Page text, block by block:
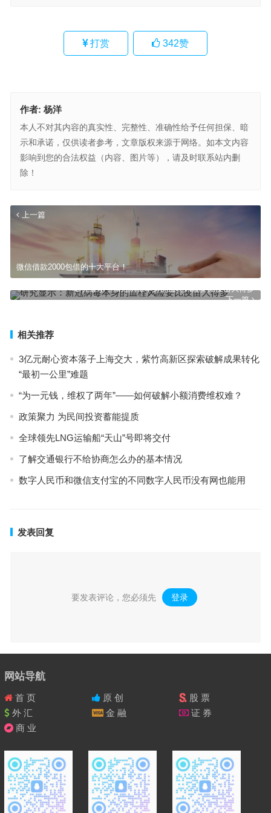
打赏 342赞
作者: 杨洋
本人不对其内容的真实性、完整性、准确性给予任何担保、暗
示和承诺，仅供读者参考，文章版权来源于网络。如本文内容
影响到您的合法权益（内容、图片等），请及时联系站内删
除！
上一篇
微信借款2000包借的十大平台！
下一篇
研究显示：新冠病毒本身的血栓风险要比疫苗大得多
相关推荐
3亿元耐心资本落子上海交大，紫竹高新区探索破解成果转化
“最初一公里”难题
“为一元钱，维权了两年”——如何破解小额消费维权难？
政策聚力 为民间投资蓄能提质
全球领先LNG运输船“天山”号即将交付
了解交通银行不给协商怎么办的基本情况
数字人民币和微信支付宝的不同数字人民币没有网也能用
发表回复
要发表评论，您必须先 登录 。
网站导航
首 页 原 创
股 票
外 汇
金 融
证 券
商 业